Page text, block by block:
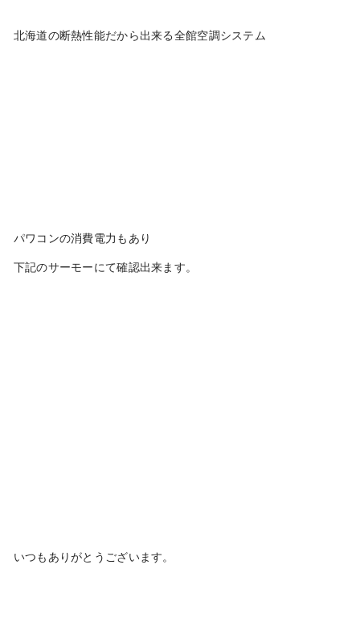
北海道の断熱性能だから出来る全館空調システム
パワコンの消費電力もあり
下記のサーモーにて確認出来ます。
いつもありがとうございます。